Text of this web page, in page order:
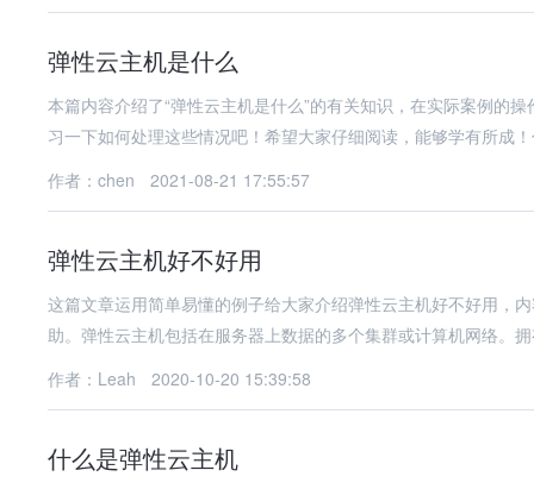
弹性云主机是什么
本篇内容介绍了“弹性云主机是什么”的有关知识，在实际案例的
习一下如何处理这些情况吧！希望大家仔细阅读，能够学有所成
作者：chen
2021-08-21 17:55:57
弹性云主机好不好用
这篇文章运用简单易懂的例子给大家介绍弹性云主机好不好用，
助。弹性云主机包括在服务器上数据的多个集群或计算机网络。
作者：Leah
2020-10-20 15:39:58
什么是弹性云主机